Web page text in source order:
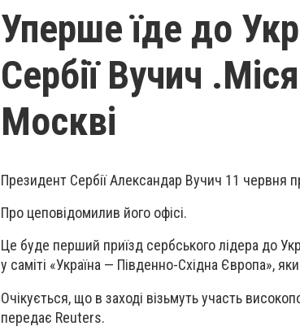
Уперше їде до
Сербії Вучич
Москві
Президент Сербії Александар Вучич 11 червня
Про цеповідомилив його офісі.
Це буде перший приїзд сербського лідера до
у саміті «Україна — Південно-Східна Європа»,
Очікується, що в заході візьмуть участь
передає Reuters.